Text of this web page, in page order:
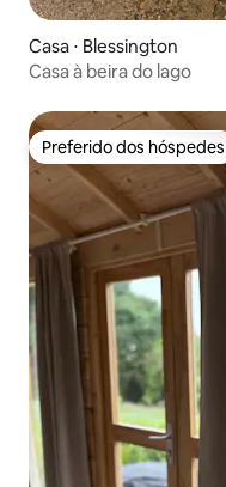
Casa ⋅ Blessington
Casa à beira do lago
Preferido dos hóspedes
Preferido dos hóspedes